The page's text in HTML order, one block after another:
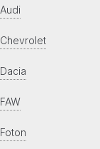
Audi
Chevrolet
Dacia
FAW
Foton